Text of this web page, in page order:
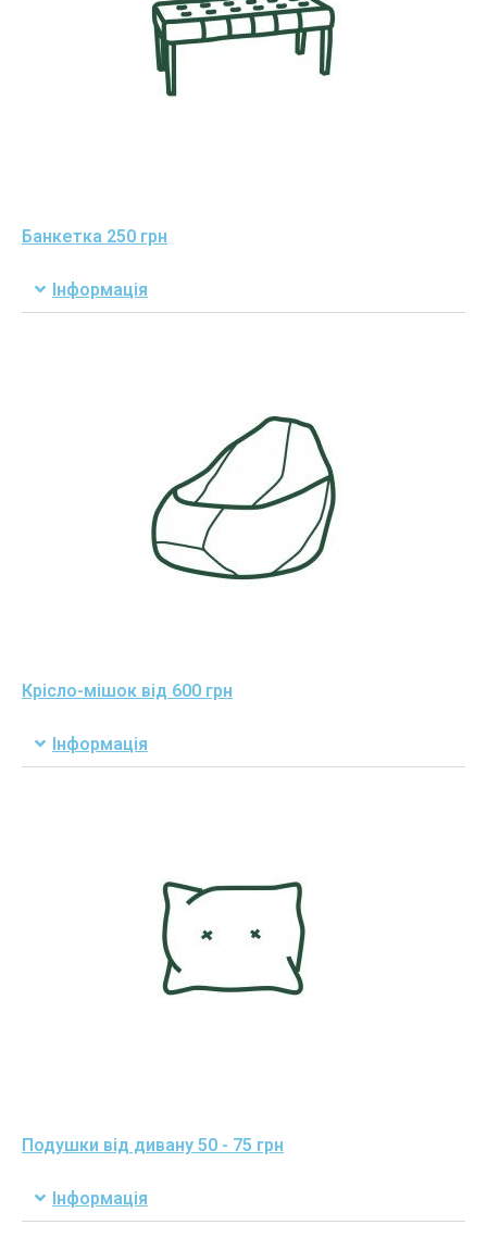
Банкетка 250 грн
Інформація
Крісло-мішок від 600 грн
Інформація
Подушки від дивану 50 - 75 грн
Інформація